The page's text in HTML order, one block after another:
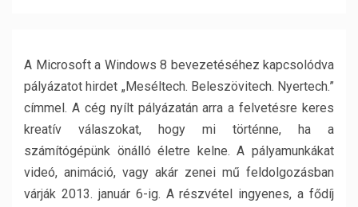
A Microsoft a Windows 8 bevezetéséhez kapcsolódva
pályázatot hirdet „Meséltech. Beleszövitech. Nyertech.”
címmel. A cég nyílt pályázatán arra a felvetésre keres
kreatív válaszokat, hogy mi történne, ha a
számítógépünk önálló életre kelne. A pályamunkákat
videó, animáció, vagy akár zenei mű feldolgozásban
várják 2013. január 6-ig. A részvétel ingyenes, a fődíj